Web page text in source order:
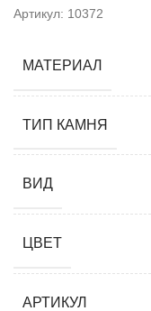
Артикул: 10372
МАТЕРИАЛ
ТИП КАМНЯ
ВИД
ЦВЕТ
АРТИКУЛ